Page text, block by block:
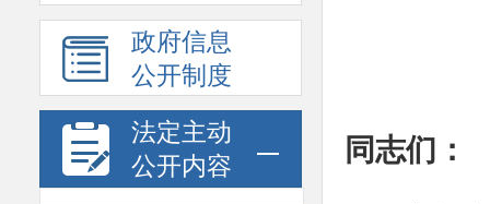
政府信息
公开制度
法定主动
公开内容
同志们：